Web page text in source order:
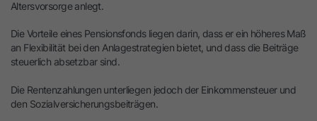
Altersvorsorge anlegt.
Die Vorteile eines Pensionsfonds liegen darin, dass er ein höheres Maß
an Flexibilität bei den Anlagestrategien bietet, und dass die Beiträge
steuerlich absetzbar sind.
Die Rentenzahlungen unterliegen jedoch der Einkommensteuer und
den Sozialversicherungsbeiträgen.